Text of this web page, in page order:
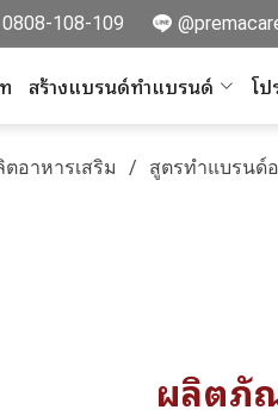
0808-108-109
สร้างแบรนด์ทำแบรนด์ โ
ตอาหารเสริม สูตรทำแบรนด์
ผลิตภั